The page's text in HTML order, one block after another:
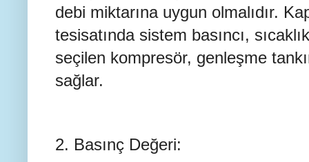
debi miktarına uygun olmalıdır.
tesisatında sistem basıncı,
seçilen kompresör, genleşme
sağlar.
2. Basınç Değeri: